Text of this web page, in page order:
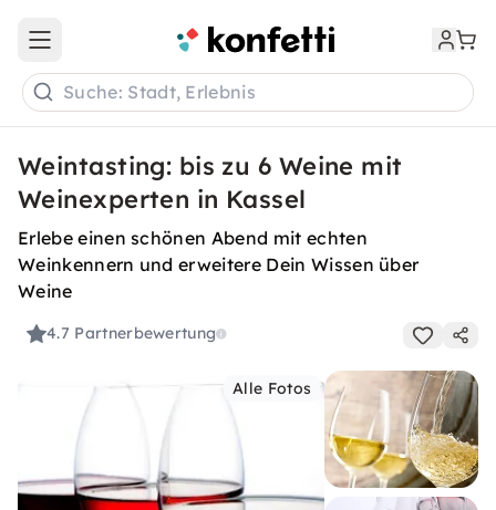
Open main menu
Suche: Stadt, Erlebnis
Weintasting: bis zu 6 Weine mit
Weinexperten in Kassel
Erlebe einen schönen Abend mit echten
Weinkennern und erweitere Dein Wissen über
Weine
4.7 Partnerbewertung
Alle Fotos